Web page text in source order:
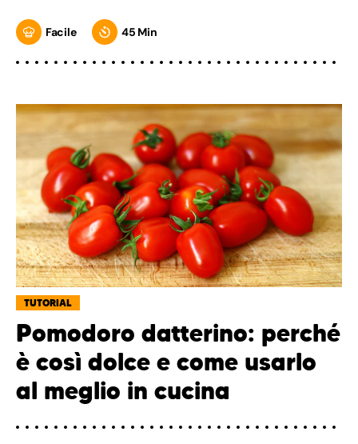
Facile 45 Min
TUTORIAL
Pomodoro datterino: perché
è così dolce e come usarlo
al meglio in cucina